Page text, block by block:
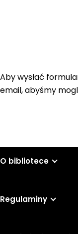
Aby wysłać
email, abyśmy
O bibliotece
Regulaminy